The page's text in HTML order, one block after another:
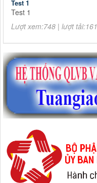
Test 1
Test 1
Lượt xem:748 | lượt tải:161